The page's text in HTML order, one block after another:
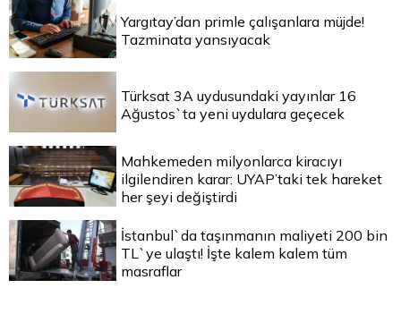
Yargıtay’dan primle çalışanlara müjde!
Tazminata yansıyacak
Türksat 3A uydusundaki yayınlar 16
Ağustos`ta yeni uydulara geçecek
Mahkemeden milyonlarca kiracıyı
ilgilendiren karar: UYAP’taki tek hareket
her şeyi değiştirdi
İstanbul`da taşınmanın maliyeti 200 bin
TL`ye ulaştı! İşte kalem kalem tüm
masraflar